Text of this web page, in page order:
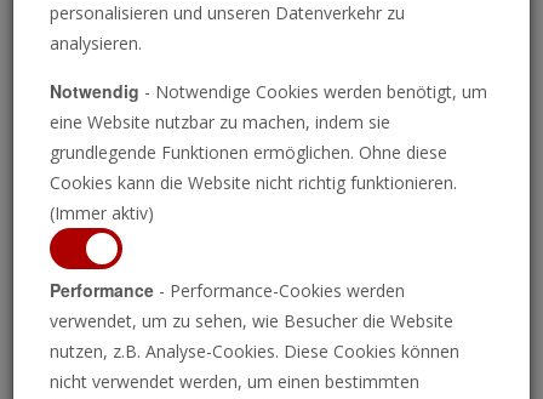
Erhalten Sie wichtige Analysen, Kommentare und Nachrichten
personalisieren und unseren Datenverkehr zu
analysieren.
Notwendig - Notwendige Cookies werden benötigt, um
eine Website nutzbar zu machen, indem sie
grundlegende Funktionen ermöglichen. Ohne diese
Cookies kann die Website nicht richtig funktionieren.
(Immer aktiv)
Performance - Performance-Cookies werden
verwendet, um zu sehen, wie Besucher die Website
nutzen, z.B. Analyse-Cookies. Diese Cookies können
nicht verwendet werden, um einen bestimmten